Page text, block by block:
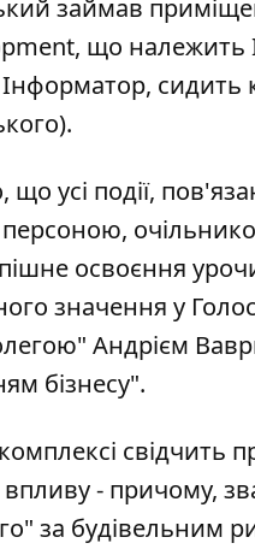
займав
що належить
усі події,
освоєння
значення у
Андрієм
бізнесу".
свідчить
- причому,
за будівельним